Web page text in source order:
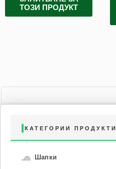
ТОЗИ ПРОДУКТ
КАТЕГОРИИ ПРОДУКТИ
🧢 Шапки